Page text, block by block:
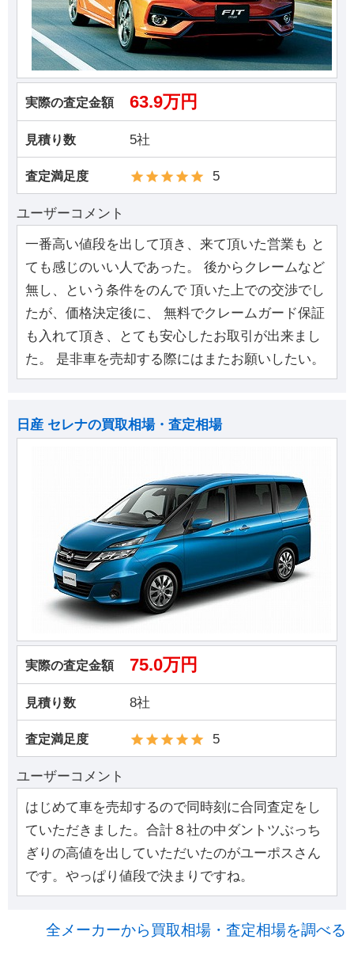
実際の査定金額 63.9万円
見積り数 5社
査定満足度 5
ユーザーコメント
一番高い値段を出して頂き、来て頂いた営業も と
ても感じのいい人であった。 後からクレームなど
無し、という条件をのんで 頂いた上での交渉でし
たが、価格決定後に、 無料でクレームガード保証
も入れて頂き、とても安心したお取引が出来まし
た。 是非車を売却する際にはまたお願いしたい。
日産 セレナの買取相場・査定相場
実際の査定金額 75.0万円
見積り数 8社
査定満足度 5
ユーザーコメント
はじめて車を売却するので同時刻に合同査定をし
ていただきました。合計８社の中ダントツぶっち
ぎりの高値を出していただいたのがユーポスさん
です。やっぱり値段で決まりですね。
全メーカーから買取相場・査定相場を調べる